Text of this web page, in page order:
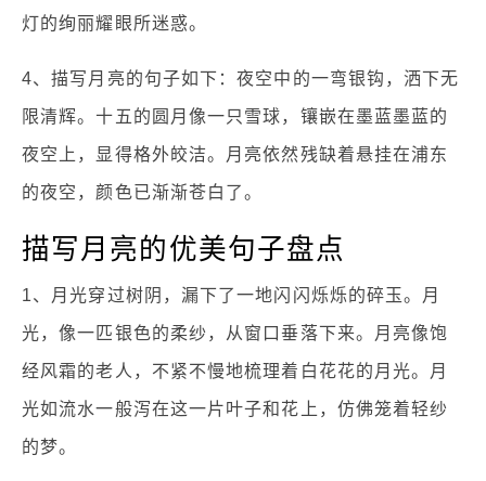
灯的绚丽耀眼所迷惑。
4、描写月亮的句子如下：夜空中的一弯银钩，洒下无
限清辉。十五的圆月像一只雪球，镶嵌在墨蓝墨蓝的
夜空上，显得格外皎洁。月亮依然残缺着悬挂在浦东
的夜空，颜色已渐渐苍白了。
描写月亮的优美句子盘点
1、月光穿过树阴，漏下了一地闪闪烁烁的碎玉。月
光，像一匹银色的柔纱，从窗口垂落下来。月亮像饱
经风霜的老人，不紧不慢地梳理着白花花的月光。月
光如流水一般泻在这一片叶子和花上，仿佛笼着轻纱
的梦。